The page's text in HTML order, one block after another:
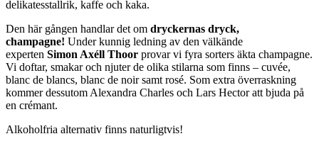
delikatesstallrik, kaffe och kaka.
Den här gången handlar det om dryckernas dryck,
champagne! Under kunnig ledning av den välkände
experten Simon Axéll Thoor provar vi fyra sorters äkta champagne.
Vi doftar, smakar och njuter de olika stilarna som finns – cuvée,
blanc de blancs, blanc de noir samt rosé. Som extra överraskning
kommer dessutom Alexandra Charles och Lars Hector att bjuda på
en crémant.
Alkoholfria alternativ finns naturligtvis!